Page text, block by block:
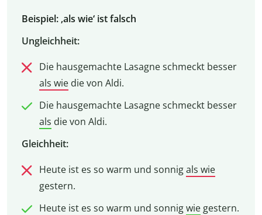
Beispiel: ‚als wie‘ ist falsch
Ungleichheit:
Die hausgemachte Lasagne schmeckt besser
als wiedie von Aldi.
Die hausgemachte Lasagne schmeckt besser
als die von Aldi.
Gleichheit:
Heute ist es so warm und sonnigals wie
gestern.
Heute ist es so warm und sonnigwiegestern.